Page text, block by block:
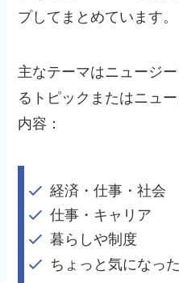
プしてまとめています。
主なテーマはニュージ
るトピックまたはニュ
内容：
経済・仕事・社会
仕事・キャリア
暮らしや制度
ちょっと気になっ